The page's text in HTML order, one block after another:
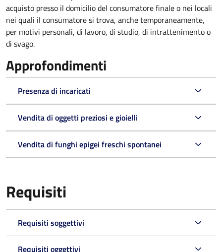
acquisto presso il domicilio del consumatore finale o nei locali
nei quali il consumatore si trova, anche temporaneamente,
per motivi personali, di lavoro, di studio, di intrattenimento o
di svago.
Approfondimenti
Presenza di incaricati
Vendita di oggetti preziosi e gioielli
Vendita di funghi epigei freschi spontanei
Requisiti
Requisiti soggettivi
Requisiti oggettivi